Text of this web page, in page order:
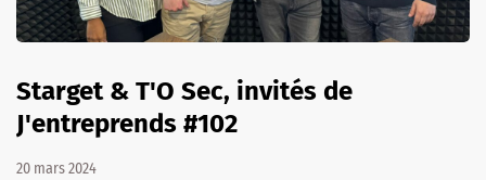
Starget & T'O Sec, invités de
J'entreprends #102
20 mars 2024